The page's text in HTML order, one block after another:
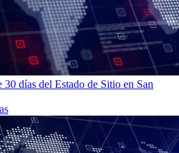
días del Estado de Sitio en San